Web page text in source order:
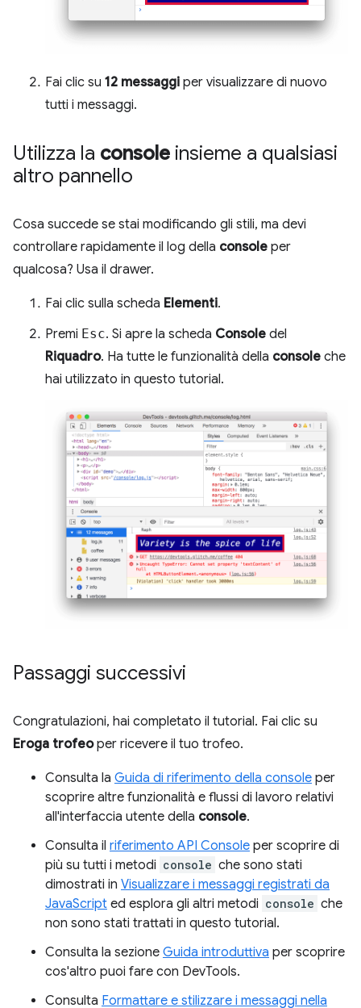
Fai clic su 12 messaggi per visualizzare di nuovo
tutti i messaggi.
Utilizza la console insieme a qualsiasi
altro pannello
Cosa succede se stai modificando gli stili, ma devi
controllare rapidamente il log della console per
qualcosa? Usa il drawer.
Fai clic sulla scheda Elementi.
Premi Esc. Si apre la scheda Console del
Riquadro. Ha tutte le funzionalità della console che
hai utilizzato in questo tutorial.
Passaggi successivi
Congratulazioni, hai completato il tutorial. Fai clic su
Eroga trofeoper ricevere il tuo trofeo.
Consulta la Guida di riferimento della console per
scoprire altre funzionalità e flussi di lavoro relativi
all'interfaccia utente della console.
Consulta il riferimento API Console per scoprire di
più su tutti i metodi console che sono stati
dimostrati in Visualizzare i messaggi registrati da
JavaScript ed esplora gli altri metodi console che
non sono stati trattati in questo tutorial.
Consulta la sezione Guida introduttiva per scoprire
cos'altro puoi fare con DevTools.
Consulta Formattare e stilizzare i messaggi nella